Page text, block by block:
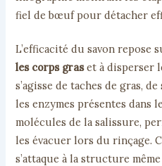
fiel de bœuf pour détacher
L’efficacité du savon repose
les corps graset à disperser
s’agisse de taches de gras,
les enzymes présentes dans
molécules de la salissure,
les évacuer lors du rinçage.
s’attaque à la structure